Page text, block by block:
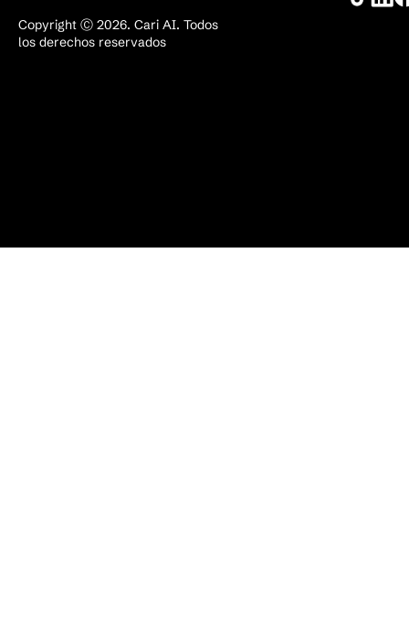
Copyright Ⓒ 2026. Cari AI. Todos
los derechos reservados